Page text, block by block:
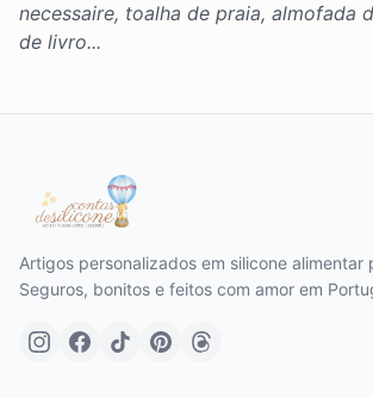
necessaire, toalha de praia, almofada
de livro...
Artigos personalizados em silicone alimentar
Seguros, bonitos e feitos com amor em